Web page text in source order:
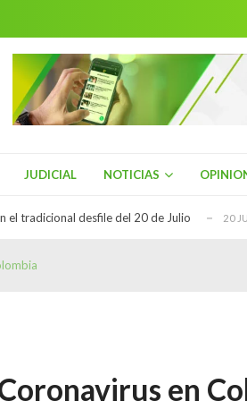
JUDICIAL NOTICIAS
Henriquez, del Centro Democrático es el
el tradicional desfile del 20 de Julio 20
hallado sin vida en La Plata, Huila
de Asmet Salud en Neiva para exigir el tr...
el tradicional desfile del 20 de Julio 20
de Asmet Salud en Neiva para exigir el tr...
en